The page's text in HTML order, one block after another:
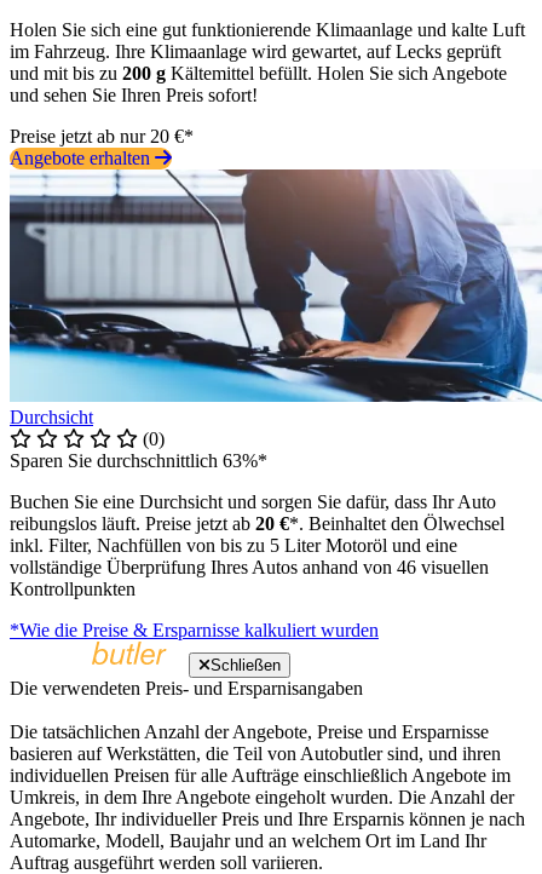
Holen Sie sich eine gut funktionierende Klimaanlage und kalte Luft
im Fahrzeug. Ihre Klimaanlage wird gewartet, auf Lecks geprüft
und mit bis zu 200 g Kältemittel befüllt. Holen Sie sich Angebote
und sehen Sie Ihren Preis sofort!
Preise jetzt ab nur 20 €*
Angebote erhalten
Durchsicht
(0)
Sparen Sie durchschnittlich 63%*
Buchen Sie eine Durchsicht und sorgen Sie dafür, dass Ihr Auto
reibungslos läuft. Preise jetzt ab 20 €*. Beinhaltet den Ölwechsel
inkl. Filter, Nachfüllen von bis zu 5 Liter Motoröl und eine
vollständige Überprüfung Ihres Autos anhand von 46 visuellen
Kontrollpunkten
*Wie die Preise & Ersparnisse kalkuliert wurden
Schließen
Die verwendeten Preis- und Ersparnisangaben
Die tatsächlichen Anzahl der Angebote, Preise und Ersparnisse
basieren auf Werkstätten, die Teil von Autobutler sind, und ihren
individuellen Preisen für alle Aufträge einschließlich Angebote im
Umkreis, in dem Ihre Angebote eingeholt wurden. Die Anzahl der
Angebote, Ihr individueller Preis und Ihre Ersparnis können je nach
Automarke, Modell, Baujahr und an welchem Ort im Land Ihr
Auftrag ausgeführt werden soll variieren.